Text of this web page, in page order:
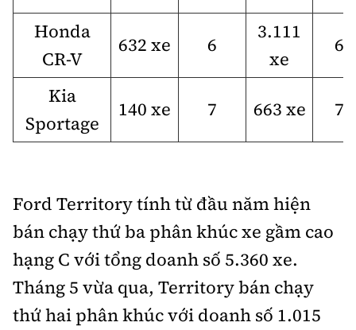
Honda
CR-V
632 xe 6
3.111
xe
6
Kia
Sportage
140 xe 7 663 xe 7
Ford Territory tính từ đầu năm hiện
bán chạy thứ ba phân khúc xe gầm cao
hạng C với tổng doanh số 5.360 xe.
Tháng 5 vừa qua, Territory bán chạy
thứ hai phân khúc với doanh số 1.015